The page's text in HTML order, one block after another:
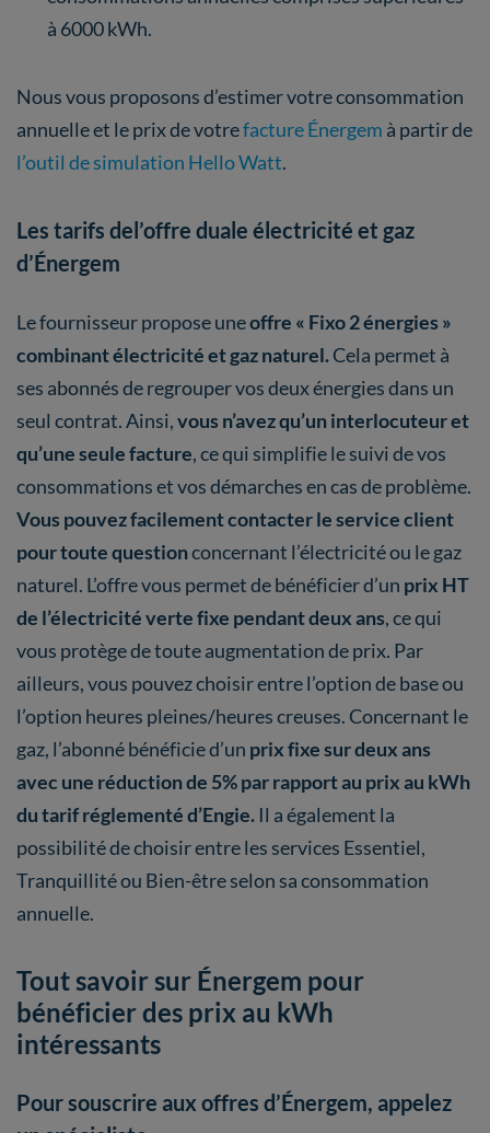
à 6000 kWh.
Nous vous proposons d’estimer votre consommation
annuelle et le prix de votrefacture Énergem à partir de
l’outil de simulation Hello Watt.
Les tarifs del’offre duale électricité et gaz
d’Énergem
Le fournisseur propose uneoffre « Fixo 2 énergies »
combinant électricité et gaz naturel.Cela permet à
ses abonnés de regrouper vos deux énergies dans un
seul contrat. Ainsi,vous n’avez qu’un interlocuteur et
qu’une seule facture, ce qui simplifie le suivi de vos
consommations et vos démarches en cas de problème.
Vous pouvez facilement contacter le service client
pour toute questionconcernant l’électricité ou le gaz
naturel. L’offre vous permet de bénéficier d’un prix HT
de l’électricité verte fixe pendant deux ans, ce qui
vous protège de toute augmentation de prix. Par
ailleurs, vous pouvez choisir entre l’option de base ou
l’option heures pleines/heures creuses. Concernant le
gaz, l’abonné bénéficie d’un prix fixe sur deux ans
avec une réduction de 5% par rapport au prix au kWh
du tarif réglementé d’Engie. Il a également la
possibilité de choisir entre les services Essentiel,
Tranquillité ou Bien-être selon sa consommation
annuelle.
Tout savoir sur Énergem pour
bénéficier des prix au kWh
intéressants
Pour souscrire aux offres d’Énergem, appelez